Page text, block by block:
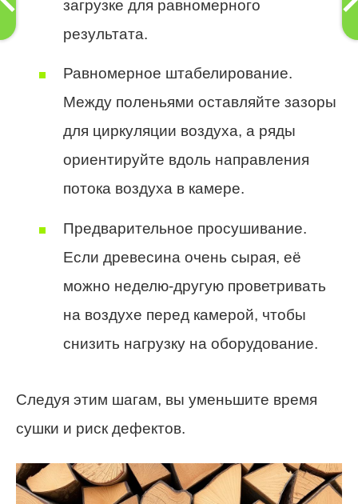
загрузке для равномерного
результата.
Равномерное штабелирование.
Между поленьями оставляйте зазоры
для циркуляции воздуха, а ряды
ориентируйте вдоль направления
потока воздуха в камере.
Предварительное просушивание.
Если древесина очень сырая, её
можно неделю-другую проветривать
на воздухе перед камерой, чтобы
снизить нагрузку на оборудование.
Следуя этим шагам, вы уменьшите время
сушки и риск дефектов.